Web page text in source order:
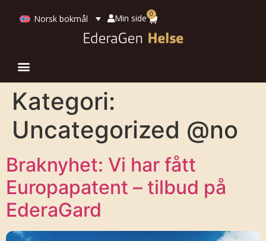
Norsk bokmål Min side 0
Kategori:
Uncategorized @no
Braknyhet: Vi har fått
Europapatent – tilbud på
EderaGard